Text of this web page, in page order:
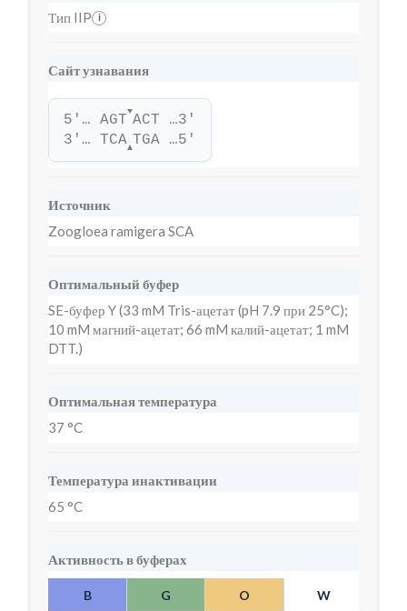
Тип IIP
i
Сайт узнавания
5'… AGT
▼
ACT …3'
3'… TCA▲TGA …5'
Источник
Zoogloea ramigera SCA
Оптимальный буфер
SE-буфер Y (33 mM Tris-ацетат (pH 7.9 при 25°C);
10 mM магний-ацетат; 66 mM калий-ацетат; 1 mM
DTT.)
Оптимальная температура
37 °C
Температура инактивации
65 °C
Активность в буферах
B G O W